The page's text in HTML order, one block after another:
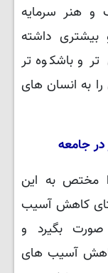
و هنر سرمایه
بیشتری داشته
و باشکوه تر
به انسان های
جامعه
مختص به این
کاهش آسیب‌
صورت بگیرد و
کاهش آسیب ‌های